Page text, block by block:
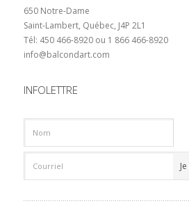
650 Notre-Dame
Saint-Lambert, Québec, J4P 2L1
Tél: 450 466-8920 ou 1 866 466-8920
info@balcondart.com
INFOLETTRE